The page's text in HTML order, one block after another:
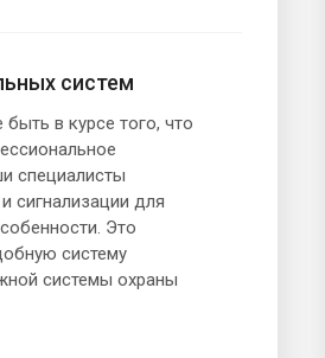
систем
в курсе того, что
специалисты
сигнализации для
Это
систему
системы охраны